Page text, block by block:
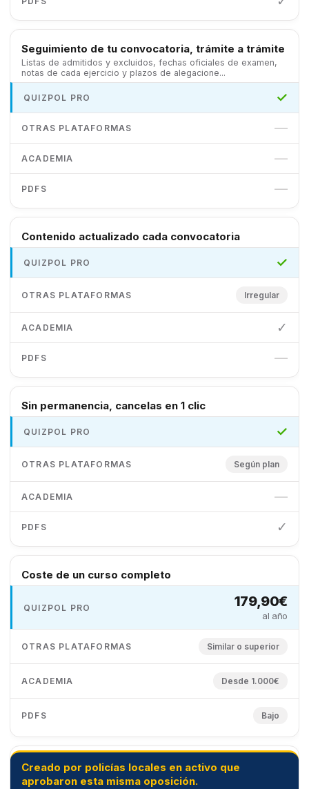
Seguimiento de tu convocatoria, trámite a trámite
Listas de admitidos y excluidos, fechas oficiales de examen,
notas de cada ejercicio y plazos de alegacione...
✓
—
—
—
Contenido actualizado cada convocatoria
✓
Irregular
✓
—
Sin permanencia, cancelas en 1 clic
✓
Según plan
—
✓
Coste de un curso completo
179,90€
al año
Similar o superior
Desde 1.000€
Bajo
Creado por policías locales en activo que
aprobaron esta misma oposición.